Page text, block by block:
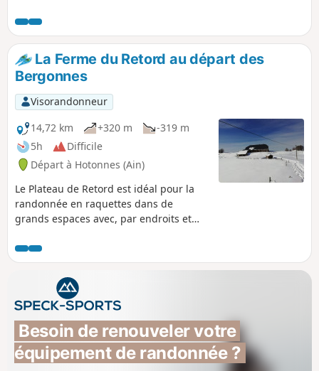
sur le Rhône et les Alpes. La seconde partie de la montée se
déroule sur le plateau. Ensuite, on rejoint la Ferme du
Retord. Après la Ferme, on redescend par le sentier balisé
Jaune, vers La Grange à Lucien. On continue la descente
vers le Pré Brachet, puis le Gros Frêne et les Granges
Charpy. Pour, enfin, rejoindre les Bergonnes.
La Ferme du Retord au départ des
Bergonnes
Visorandonneur
14,72 km
+320 m
-319 m
5h
Difficile
Départ à Hotonnes (Ain)
Le Plateau de Retord est idéal pour la
randonnée en raquettes dans de
grands espaces avec, par endroits et
sur les Alpes et le Mont Blanc.
Possibilité de casser la croûte dans la
salle hors-sac de la ferme de Retord.
Besoin de renouveler votre
équipement de randonnée ?